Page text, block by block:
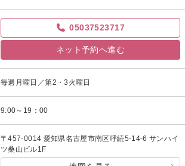
05037523717
ネット予約へ進む
毎週月曜日／第2・3火曜日
9:00～19：00
〒457-0014 愛知県名古屋市南区呼続5-14-6 サンハイ
ツ桑山ビル1F